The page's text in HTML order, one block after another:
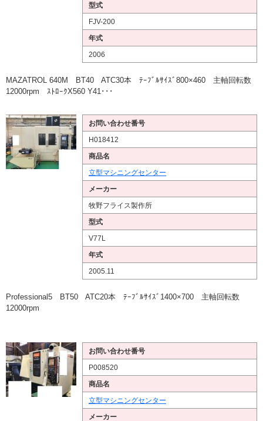
型式
FJV-200
年式
2006
MAZATROL 640M BT40 ATC30本 ﾃｰﾌﾞﾙｻｲｽﾞ800×460 主軸回転数
12000rpm ｽﾄﾛｰｸX560 Y41･･･
お問い合わせ番号
H018412
商品名
立型マシニングセンター
メーカー
牧野フライス製作所
型式
V77L
年式
2005.11
Professional5 BT50 ATC20本 ﾃｰﾌﾞﾙｻｲｽﾞ1400×700 主軸回転数
12000rpm
お問い合わせ番号
P008520
商品名
立型マシニングセンター
メーカー